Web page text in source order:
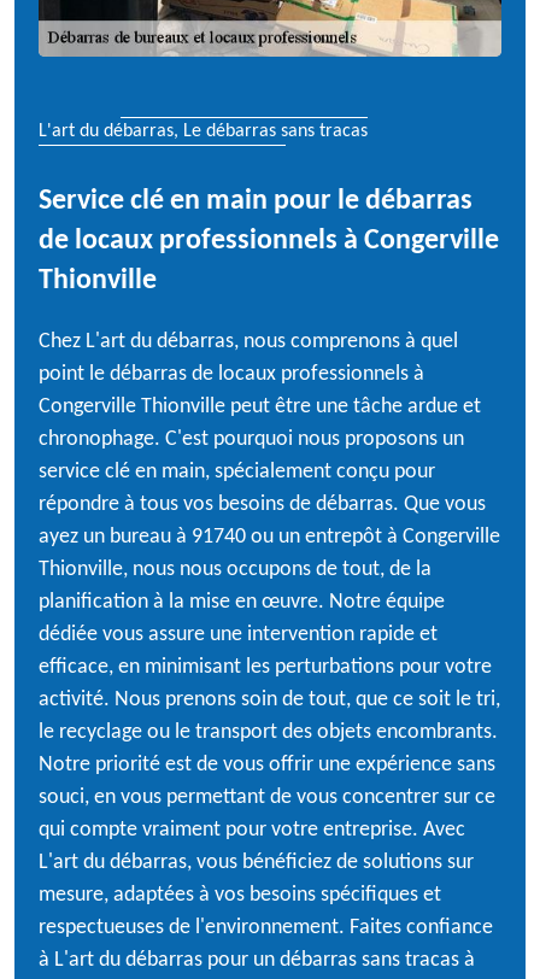
L'art du débarras, Le débarras sans tracas
Service clé en main pour le débarras
de locaux professionnels à Congerville
Thionville
Chez L'art du débarras, nous comprenons à quel
point le débarras de locaux professionnels à
Congerville Thionville peut être une tâche ardue et
chronophage. C'est pourquoi nous proposons un
service clé en main, spécialement conçu pour
répondre à tous vos besoins de débarras. Que vous
ayez un bureau à 91740 ou un entrepôt à Congerville
Thionville, nous nous occupons de tout, de la
planification à la mise en œuvre. Notre équipe
dédiée vous assure une intervention rapide et
efficace, en minimisant les perturbations pour votre
activité. Nous prenons soin de tout, que ce soit le tri,
le recyclage ou le transport des objets encombrants.
Notre priorité est de vous offrir une expérience sans
souci, en vous permettant de vous concentrer sur ce
qui compte vraiment pour votre entreprise. Avec
L'art du débarras, vous bénéficiez de solutions sur
mesure, adaptées à vos besoins spécifiques et
respectueuses de l'environnement. Faites confiance
à L'art du débarras pour un débarras sans tracas à